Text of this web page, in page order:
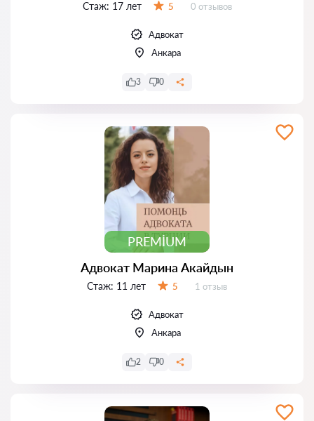
Стаж: 17 лет 5 Отзывов:
0 отзывов
Адвокат
Анкара
3 0
PREMIUM
Адвокат Марина Акайдын
Стаж: 11 лет 5 Отзывов:
1 отзыв
Адвокат
Анкара
2 0